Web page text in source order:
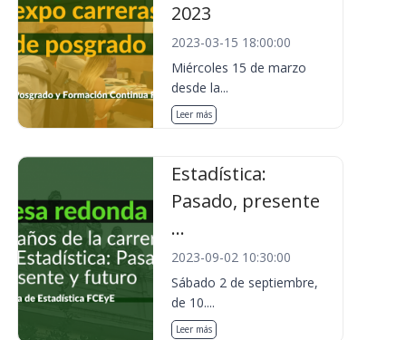
2023
2023-03-15 18:00:00
Miércoles 15 de marzo
desde la...
Leer más
Estadística:
Pasado, presente
...
2023-09-02 10:30:00
Sábado 2 de septiembre,
de 10....
Leer más